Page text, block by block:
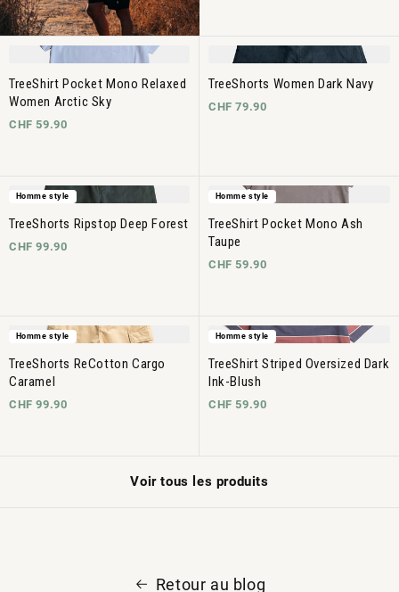
TreeShirt Pocket Mono Relaxed
Women Arctic Sky
CHF 59.90
TreeShorts Women Dark Navy
CHF 79.90
Homme style
TreeShorts Ripstop Deep Forest
CHF 99.90
Homme style
TreeShirt Pocket Mono Ash
Taupe
CHF 59.90
Homme style
TreeShorts ReCotton Cargo
Caramel
CHF 99.90
Homme style
TreeShirt Striped Oversized Dark
Ink-Blush
CHF 59.90
Voir tous les produits
Retour au blog